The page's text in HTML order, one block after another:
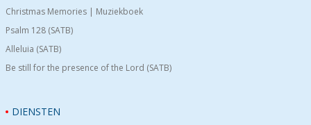
Christmas Memories | Muziekboek
Psalm 128 (SATB)
Alleluia (SATB)
Be still for the presence of the Lord (SATB)
DIENSTEN